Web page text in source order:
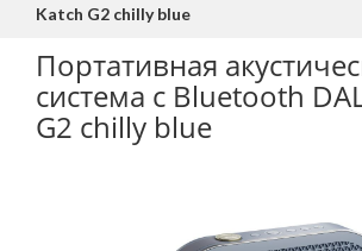
Katch G2 chilly blue
Портативная
система с Bluetooth
G2 chilly blue